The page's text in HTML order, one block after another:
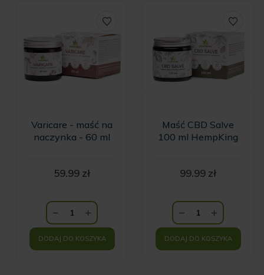
Varicare - maść na
naczynka - 60 ml
59.99 zł
DODAJ DO KOSZYKA
Maść CBD Salve
100 ml HempKing
99.99 zł
DODAJ DO KOSZYKA